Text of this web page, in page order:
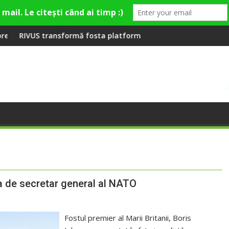
la Fashion Village
fosta platformă Carbochim într-un nou centru cultural și
secretar general al NATO
Fostul premier al Marii Britanii, Boris